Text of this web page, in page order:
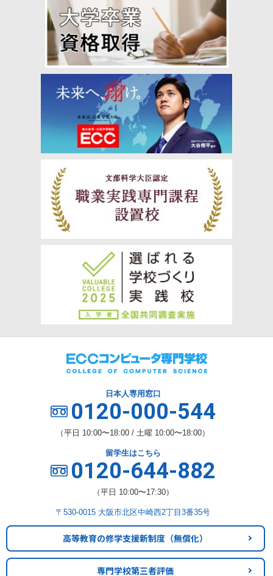
日本人専用窓口
0120-000-544
（平日 10:00〜18:00 / 土曜 10:00〜18:00）
留学生はこちら
0120-644-882
（平日 10:00〜17:30）
〒530-0015 大阪市北区中崎西2丁目3番35号
高等教育の修学支援新制度 （無償化）
専門学校第三者評価